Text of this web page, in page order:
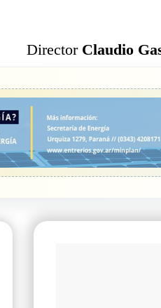
Director Claudio